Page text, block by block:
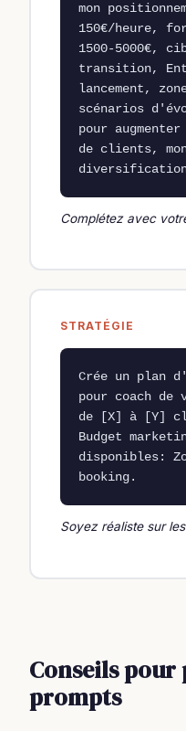
mon
150€/heure,
1500-5000€,
transition,
lancement,
scénarios
pour
de clients,
Complétez avec
STRATÉGIE
Crée un plan
pour coach de
de [X] à [Y]
Budget
disponibles:
booking.
Soyez réaliste sur
Conseils
prompts